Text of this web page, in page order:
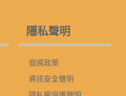
隱私聲明
個資政策
資訊安全聲明